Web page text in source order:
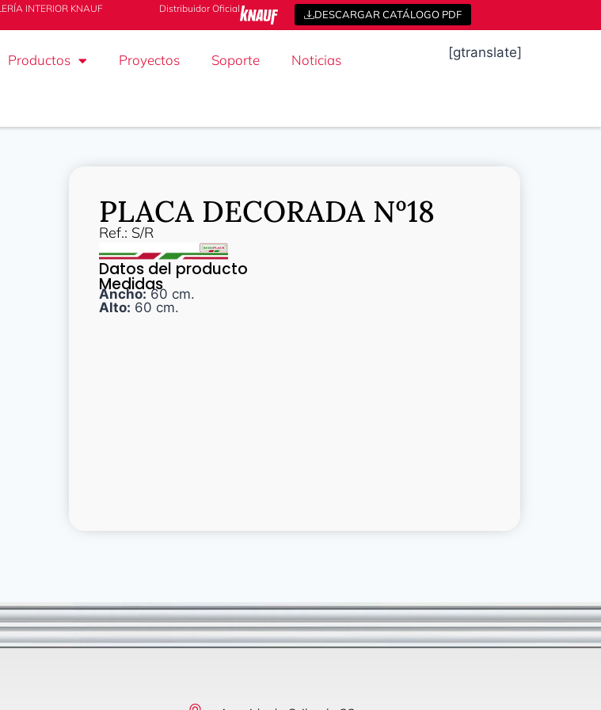
INTERIOR KNAUF Distribuidor Oficial DESCARGAR CATÁLOGO PDF
Productos Proyectos Soporte Noticias [gtranslate]
PLACA DECORADA Nº18
Ref.: S/R
Datos del producto
Medidas
Ancho:60 cm.
Alto: 60 cm.